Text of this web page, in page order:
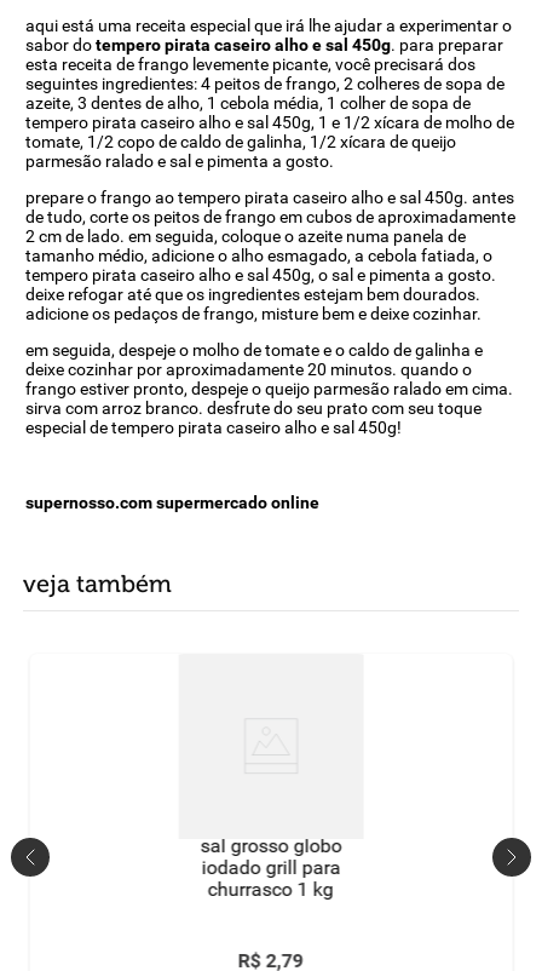
aqui está uma receita especial que irá lhe ajudar a experimentar o
sabor dotempero pirata caseiro alho e sal 450g. para preparar
esta receita de frango levemente picante, você precisará dos
seguintes ingredientes: 4 peitos de frango, 2 colheres de sopa de
azeite, 3 dentes de alho, 1 cebola média, 1 colher de sopa de
tempero pirata caseiro alho e sal 450g, 1 e 1/2 xícara de molho de
tomate, 1/2 copo de caldo de galinha, 1/2 xícara de queijo
parmesão ralado e sal e pimenta a gosto.
prepare o frango ao tempero pirata caseiro alho e sal 450g. antes
de tudo, corte os peitos de frango em cubos de aproximadamente
2 cm de lado. em seguida, coloque o azeite numa panela de
tamanho médio, adicione o alho esmagado, a cebola fatiada, o
tempero pirata caseiro alho e sal 450g, o sal e pimenta a gosto.
deixe refogar até que os ingredientes estejam bem dourados.
adicione os pedaços de frango, misture bem e deixe cozinhar.
em seguida, despeje o molho de tomate e o caldo de galinha e
deixe cozinhar por aproximadamente 20 minutos. quando o
frango estiver pronto, despeje o queijo parmesão ralado em cima.
sirva com arroz branco. desfrute do seu prato com seu toque
especial de tempero pirata caseiro alho e sal 450g!
supernosso.com supermercado online
veja também
sal grosso globo
iodado grill para
churrasco 1 kg
R$ 2,79